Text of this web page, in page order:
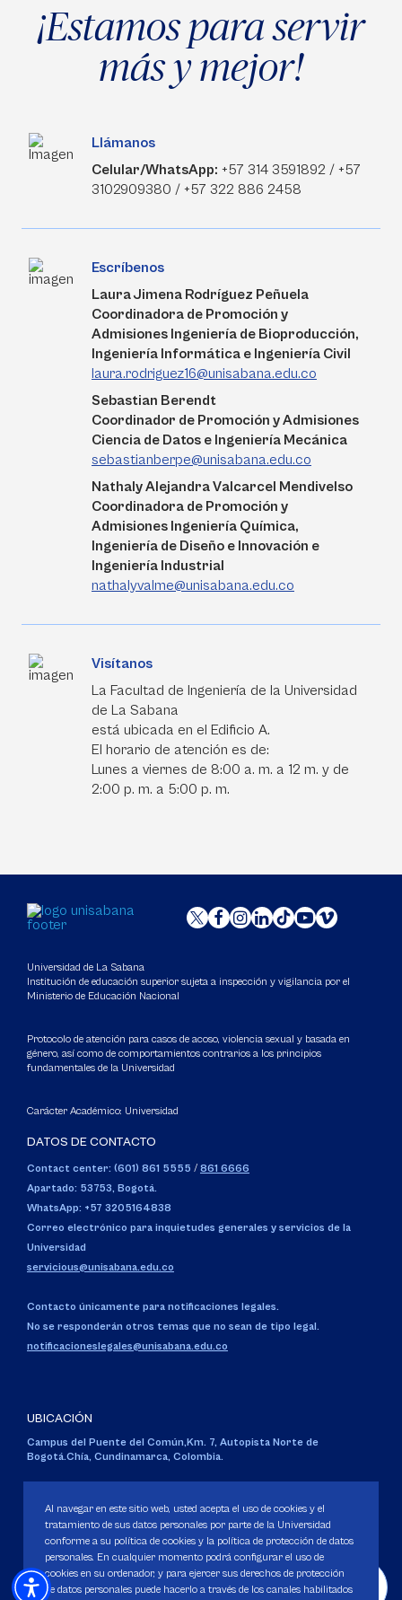
¡Estamos para servir
más y mejor!
Llámanos
Celular/WhatsApp: +57 314 3591892 / +57
3102909380 / +57 322 886 2458
Escríbenos
Laura Jimena Rodríguez Peñuela
Coordinadora de Promoción y
Admisiones Ingeniería de Bioproducción,
Ingeniería Informática e Ingeniería Civil
laura.rodriguez16@unisabana.edu.co
Sebastian Berendt
Coordinador de Promoción y Admisiones
Ciencia de Datos e Ingeniería Mecánica
sebastianberpe@unisabana.edu.co
Nathaly Alejandra Valcarcel Mendivelso
Coordinadora de Promoción y
Admisiones Ingeniería Química,
Ingeniería de Diseño e Innovación e
Ingeniería Industrial
nathalyvalme@unisabana.edu.co
Visítanos
La Facultad de Ingeniería de la Universidad
de La Sabana
está ubicada en el Edificio A.
El horario de atención es de:
Lunes a viernes de 8:00 a. m. a 12 m. y de
2:00 p. m. a 5:00 p. m.
Universidad de La Sabana
Institución de educación superior sujeta a inspección y vigilancia por el
Ministerio de Educación Nacional
Protocolo de atención para casos de acoso, violencia sexual y basada en
género, así como de comportamientos contrarios a los principios
fundamentales de la Universidad
Carácter Académico: Universidad
DATOS DE CONTACTO
Contact center: (601) 861 5555 / 861 6666
Apartado: 53753, Bogotá.
WhatsApp: +57 3205164838
Correo electrónico para inquietudes generales y servicios de la
Universidad
servicious@unisabana.edu.co
Contacto únicamente para notificaciones legales.
No se responderán otros temas que no sean de tipo legal.
notificacioneslegales@unisabana.edu.co
UBICACIÓN
Campus del Puente del Común,Km. 7, Autopista Norte de
Bogotá.Chía, Cundinamarca, Colombia.
Personería Jurídica:Resolución 130 del 14 de enero de 1980.
Ministerio de Educación Nacional.
Al navegar en este sitio web, usted acepta el uso de cookies y el
tratamiento de sus datos personales por parte de la Universidad
conforme a su política de cookies y la política de protección de datos
personales. En cualquier momento podrá configurar el uso de
cookies en su ordenador, y para ejercer sus derechos de protección
de datos personales puede hacerlo a través de los canales habilitados